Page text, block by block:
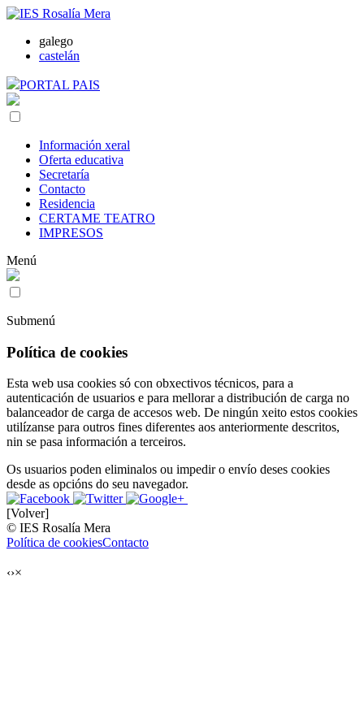
galego
castelán
PORTAL PAIS
Información xeral
Oferta educativa
Secretaría
Contacto
Residencia
CERTAME TEATRO
IMPRESOS
Menú
Submenú
Política de cookies
Esta web usa cookies só con obxectivos técnicos, para a
autenticación de usuarios e para mellorar a distribución de carga no
balanceador de carga de accesos web. De ningún xeito estos cookies
utilízanse para outros fines diferentes aos anteriormente descritos,
nin se pasa información a terceiros.
Os usuarios poden eliminalos ou impedir o envío deses cookies
desde as opcións do seu navegador.
[Volver]
© IES Rosalía Mera
Política de cookiesContacto
‹›×